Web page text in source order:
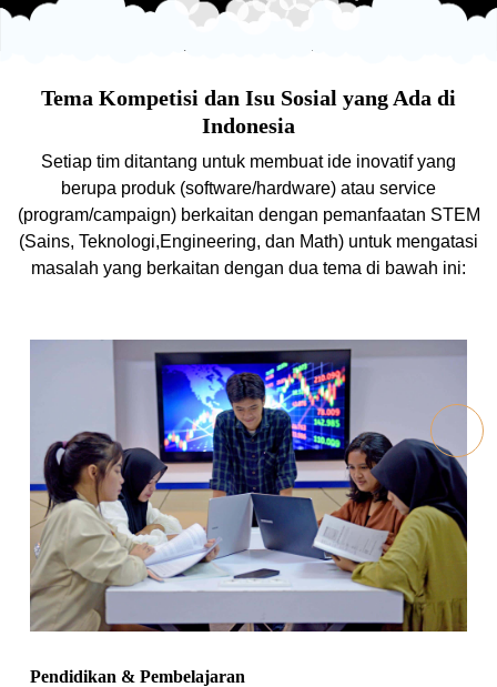
Tema Kompetisi dan Isu Sosial yang Ada di
Indonesia
Setiap tim ditantang untuk membuat ide inovatif yang
berupa produk (software/hardware) atau service
(program/campaign) berkaitan dengan pemanfaatan STEM
(Sains, Teknologi,Engineering, dan Math) untuk mengatasi
masalah yang berkaitan dengan dua tema di bawah ini:
Pendidikan & Pembelajaran